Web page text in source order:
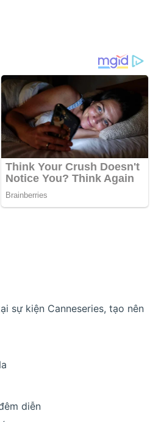
sự kiện Canneseries, tạo nên
diễn